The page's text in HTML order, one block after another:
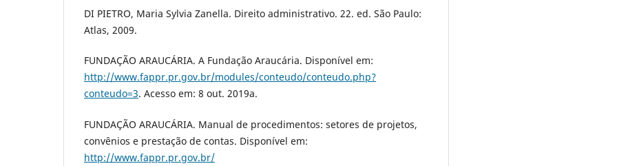
DI PIETRO, Maria Sylvia Zanella. Direito administrativo. 22. ed. São Paulo:
Atlas, 2009.
FUNDAÇÃO ARAUCÁRIA. A Fundação Araucária. Disponível em:
http://www.fappr.pr.gov.br/modules/conteudo/conteudo.php?
conteudo=3. Acesso em: 8 out. 2019a.
FUNDAÇÃO ARAUCÁRIA. Manual de procedimentos: setores de projetos,
convênios e prestação de contas. Disponível em:
http://www.fappr.pr.gov.br/